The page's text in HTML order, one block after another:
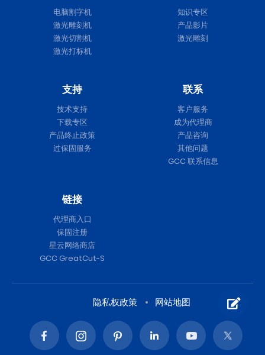
电脑割字机
激光雕刻机
激光切割机
激光打标机
知识专区
产品影片
激光雕刻
支持
技术支持
下载专区
产品终止政策
过保固服务
联系
客户服务
成为代理商
产品咨询
其他问题
GCC 联系信息
链接
代理商入口
保固注册
星云网络商店
GCC GreatCut-S
隐私权政策 网站地图